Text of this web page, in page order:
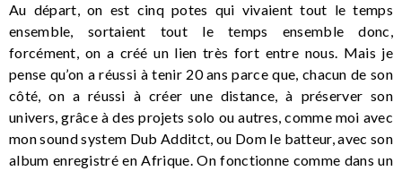
Au départ, on est cinq potes qui vivaient tout le temps
ensemble, sortaient tout le temps ensemble donc,
forcément, on a créé un lien très fort entre nous. Mais je
pense qu’on a réussi à tenir 20 ans parce que, chacun de son
côté, on a réussi à créer une distance, à préserver son
univers, grâce à des projets solo ou autres, comme moi avec
mon sound system Dub Additct, ou Dom le batteur, avec son
album enregistré en Afrique. On fonctionne comme dans un